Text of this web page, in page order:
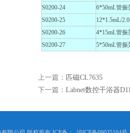
S0200-24
6*50mL管振
S0200-25
12*1.5mL/
S0200-26
4*15mL管
S0200-27
5*50mL管
上一篇： 匹磁CL7635
下一篇： Labnet数控干浴器